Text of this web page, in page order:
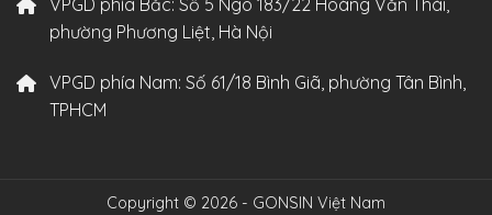
VPGD phía Bắc: Số 5 Ngõ 183/22 Hoàng Văn Thái,
phường Phương Liệt, Hà Nội
VPGD phía Nam: Số 61/18 Bình Giã, phường Tân Bình,
TPHCM
Copyright © 2026 - GONSIN Việt Nam